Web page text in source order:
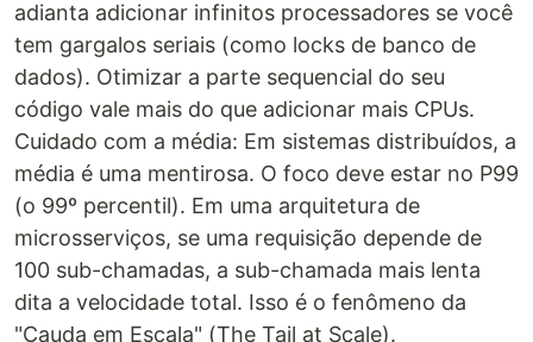
adianta adicionar infinitos processadores se você
tem gargalos seriais (como locks de banco de
dados). Otimizar a parte sequencial do seu
código vale mais do que adicionar mais CPUs.
Cuidado com a média: Em sistemas distribuídos, a
média é uma mentirosa. O foco deve estar no P99
(o 99º percentil). Em uma arquitetura de
microsserviços, se uma requisição depende de
100 sub-chamadas, a sub-chamada mais lenta
dita a velocidade total. Isso é o fenômeno da
"Cauda em Escala" (The Tail at Scale).